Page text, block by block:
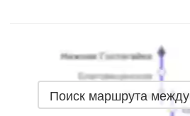
Поиск маршрута